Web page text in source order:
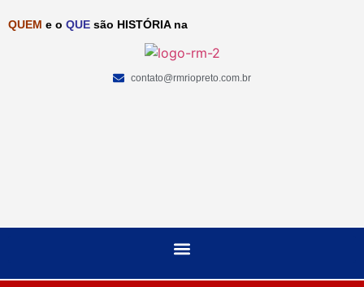
QUEM e o QUE são HISTÓRIA na
contato@rmriopreto.com.br